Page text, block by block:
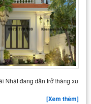
Nhật đang dần trở thàng xu
[Xem thêm]